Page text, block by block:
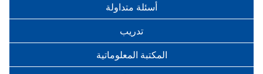
أسئلة متداولة
تدريب
المكتبة المعلوماتية